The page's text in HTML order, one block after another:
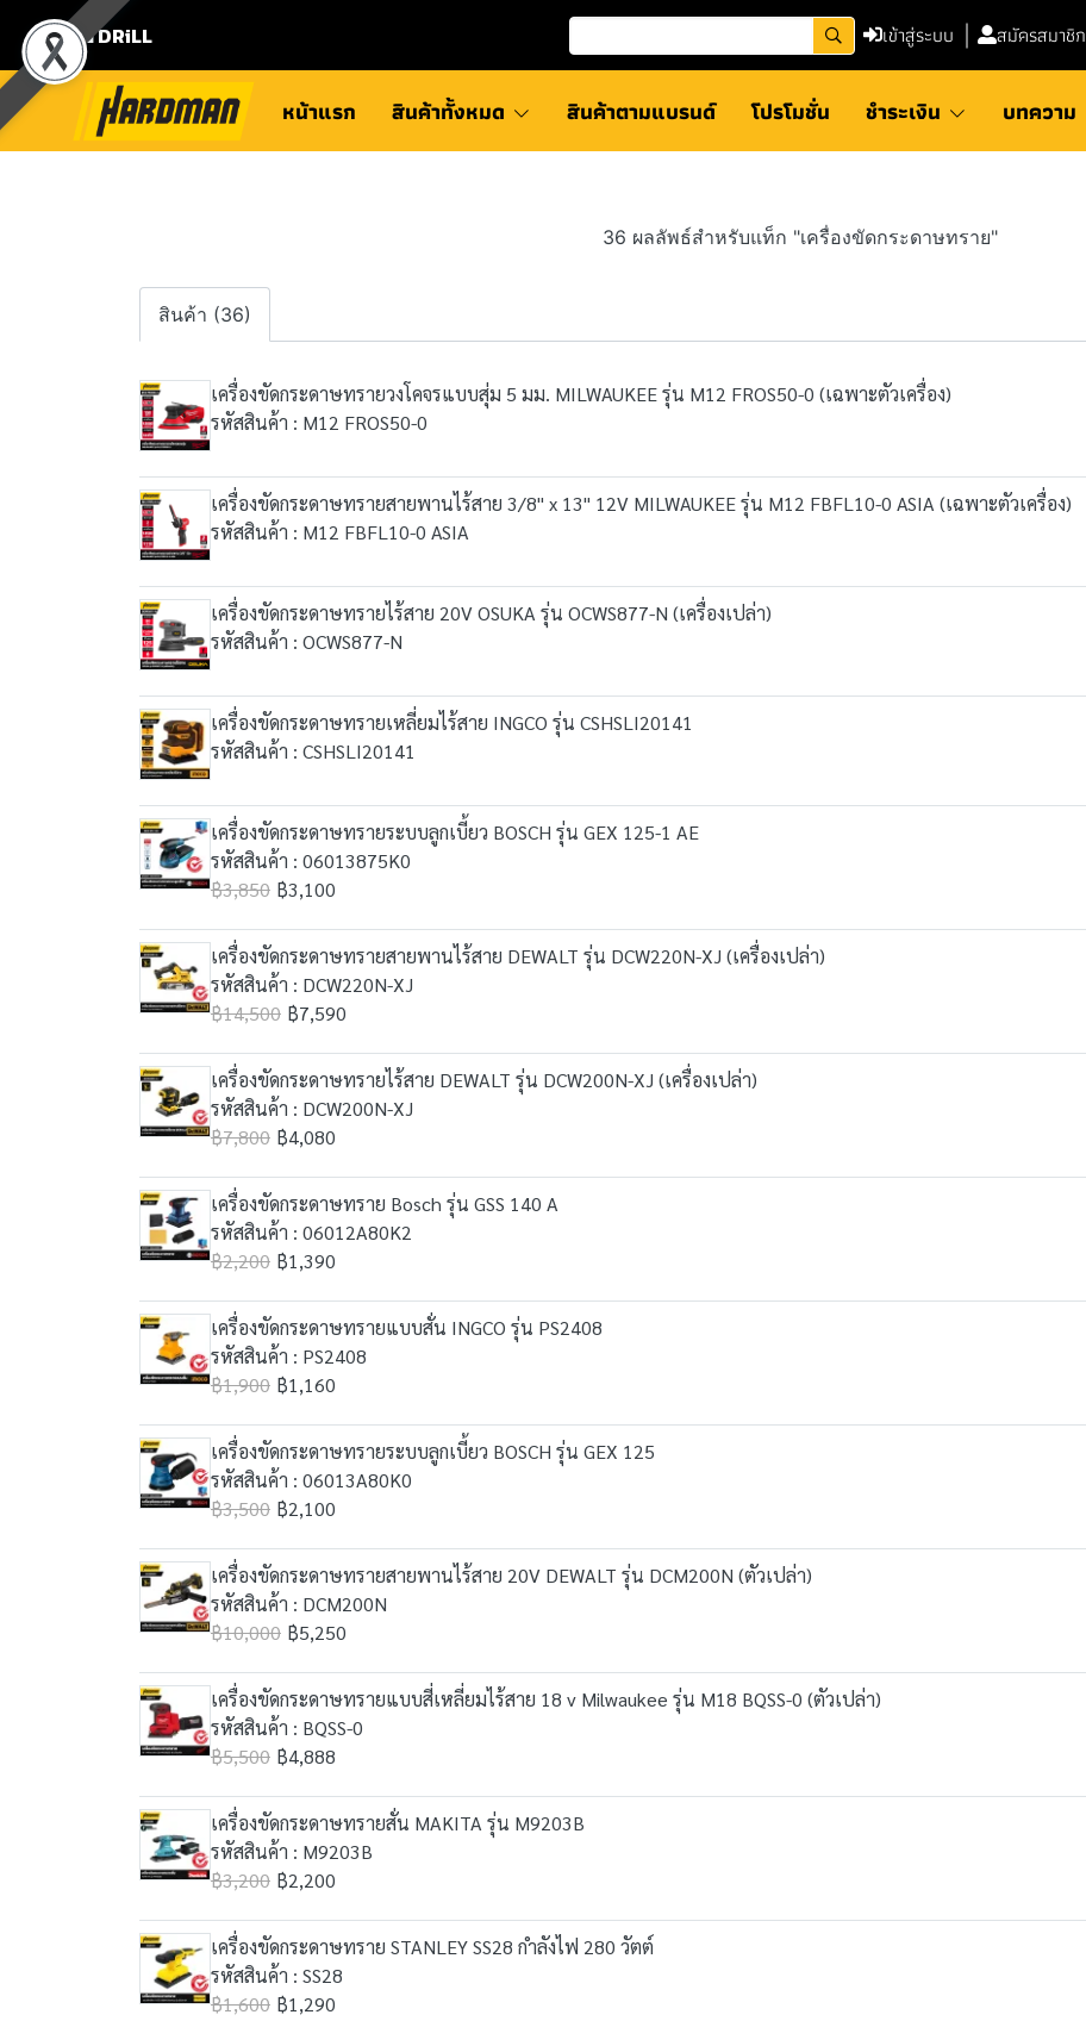
⛾ DRiLL เข้าสู่ระบบ สมัครสมาชิก
หน้าแรก สินค้าทั้งหมด สินค้าตามแบรนด์ โปรโมชั่น ชำระเงิน บทความ
36 ผลลัพธ์สำหรับแท็ก "เครื่องขัดกระดาษทราย"
สินค้า (36)
เครื่องขัดกระดาษทรายวงโคจรแบบสุ่ม 5 มม. MILWAUKEE รุ่น M12 FROS50-0 (เฉพาะตัวเครื่อง)
รหัสสินค้า : M12 FROS50-0
เครื่องขัดกระดาษทรายสายพานไร้สาย 3/8" x 13" 12V MILWAUKEE รุ่น M12 FBFL10-0 ASIA (เฉพาะตัวเครื่อง)
รหัสสินค้า : M12 FBFL10-0 ASIA
เครื่องขัดกระดาษทรายไร้สาย 20V OSUKA รุ่น OCWS877-N (เครื่องเปล่า)
รหัสสินค้า : OCWS877-N
เครื่องขัดกระดาษทรายเหลี่ยมไร้สาย INGCO รุ่น CSHSLI20141
รหัสสินค้า : CSHSLI20141
เครื่องขัดกระดาษทรายระบบลูกเบี้ยว BOSCH รุ่น GEX 125-1 AE
รหัสสินค้า : 06013875K0
฿3,850 ฿3,100
เครื่องขัดกระดาษทรายสายพานไร้สาย DEWALT รุ่น DCW220N-XJ (เครื่องเปล่า)
รหัสสินค้า : DCW220N-XJ
฿14,500 ฿7,590
เครื่องขัดกระดาษทรายไร้สาย DEWALT รุ่น DCW200N-XJ (เครื่องเปล่า)
รหัสสินค้า : DCW200N-XJ
฿7,800 ฿4,080
เครื่องขัดกระดาษทราย Bosch รุ่น GSS 140 A
รหัสสินค้า : 06012A80K2
฿2,200 ฿1,390
เครื่องขัดกระดาษทรายแบบสั่น INGCO รุ่น PS2408
รหัสสินค้า : PS2408
฿1,900 ฿1,160
เครื่องขัดกระดาษทรายระบบลูกเบี้ยว BOSCH รุ่น GEX 125
รหัสสินค้า : 06013A80K0
฿3,500 ฿2,100
เครื่องขัดกระดาษทรายสายพานไร้สาย 20V DEWALT รุ่น DCM200N (ตัวเปล่า)
รหัสสินค้า : DCM200N
฿10,000 ฿5,250
เครื่องขัดกระดาษทรายแบบสี่เหลี่ยมไร้สาย 18 v Milwaukee รุ่น M18 BQSS-0 (ตัวเปล่า)
รหัสสินค้า : BQSS-0
฿5,500 ฿4,888
เครื่องขัดกระดาษทรายสั่น MAKITA รุ่น M9203B
รหัสสินค้า : M9203B
฿3,200 ฿2,200
เครื่องขัดกระดาษทราย STANLEY SS28 กำลังไฟ 280 วัตต์
รหัสสินค้า : SS28
฿1,600 ฿1,290